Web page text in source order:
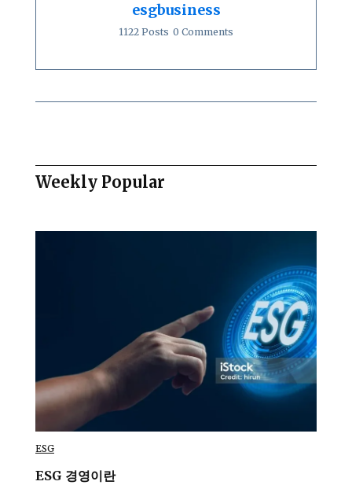
esgbusiness
1122 Posts 0 Comments
Weekly Popular
ESG
ESG 경영이란